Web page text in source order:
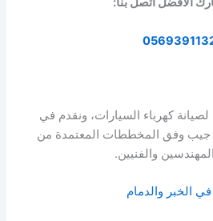
كهرباء السيارات، ونقدم في
جيب وفق المخططات المعتمدة من
والفنيين.
الخبر والدمام